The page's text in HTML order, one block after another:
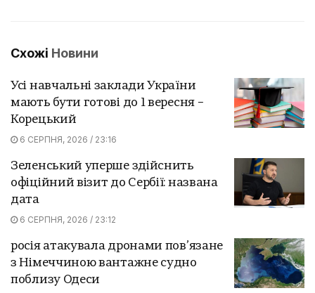
Схожі Новини
Усі навчальні заклади України
мають бути готові до 1 вересня –
Корецький
6 СЕРПНЯ, 2026 / 23:16
Зеленський уперше здійснить
офіційний візит до Сербії: названа
дата
6 СЕРПНЯ, 2026 / 23:12
росія атакувала дронами пов’язане
з Німеччиною вантажне судно
поблизу Одеси